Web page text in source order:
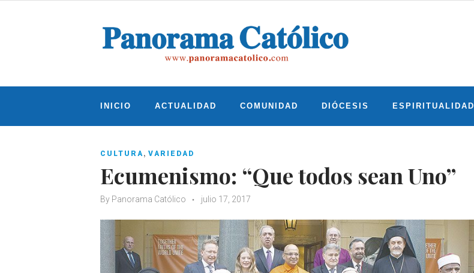
INICIO ACTUALIDAD COMUNIDAD DIÓCESIS ESPIRITUALIDAD
CULTURA, VARIEDAD
Ecumenismo: “Que todos sean Uno”
By Panorama Católico julio 17, 2017